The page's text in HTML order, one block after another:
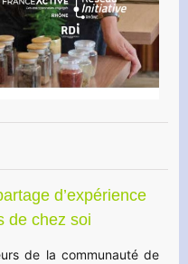
d’expérience
de chez soi
de la communauté de